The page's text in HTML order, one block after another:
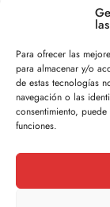
Para ofrecer las
para almacenar y/o
de estas tecnologías
navegación o las
consentimiento,
funciones.
Legal
Política de